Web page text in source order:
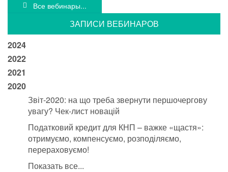
Все вебинары...
ЗАПИСИ ВЕБИНАРОВ
2024
2022
2021
2020
Звіт-2020: на що треба звернути першочергову
увагу? Чек-лист новацій
Податковий кредит для КНП – важке «щастя»:
отримуємо, компенсуємо, розподіляємо,
перераховуємо!
Показать все...